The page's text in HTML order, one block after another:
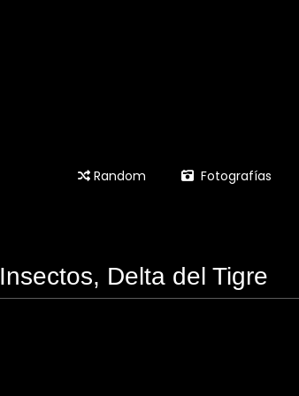
Random Fotografías
Insectos, Delta del Tigre